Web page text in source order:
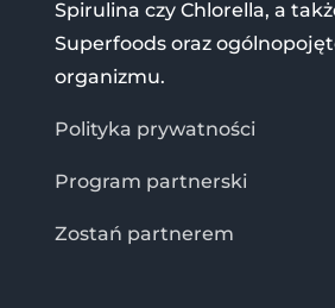
Spirulina czy Chlorella, a
Superfoods oraz
organizmu.
Polityka prywatności
Program partnerski
Zostań partnerem